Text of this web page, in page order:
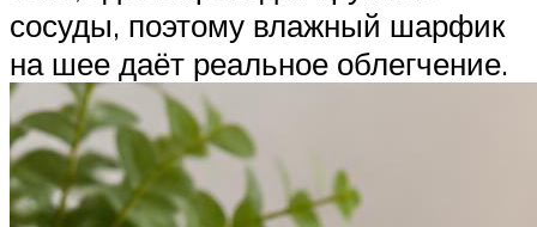
сосуды, поэтому влажный шарфик
на шее даёт реальное облегчение.